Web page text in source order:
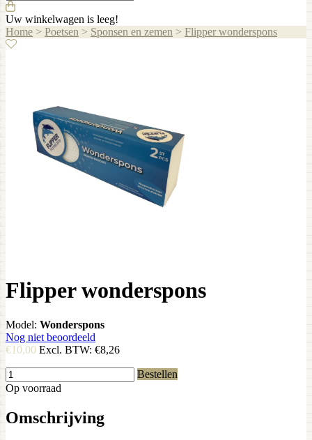
Uw winkelwagen is leeg!
Home > Poetsen > Sponsen en zemen > Flipper wonderspons
Flipper wonderspons
Model: Wonderspons
Nog niet beoordeeld
€10,00 Excl. BTW: €8,26
Bestellen
Op voorraad
Omschrijving